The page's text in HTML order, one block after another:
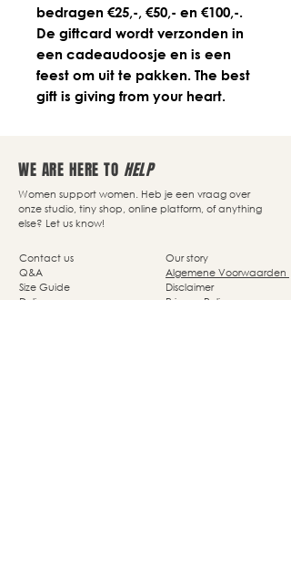
bedragen €25,-, €50,- en €100,-.
De giftcard wordt verzonden in
een cadeaudoosje en is een
feest om uit te pakken. The best
gift is giving from your heart.
WE ARE HERE TO HELP
Women support women. Heb je een vraag over
onze studio, tiny shop, online platform, of anything
else? Let us know!
Our story
Algemene Voorwaarden
Disclaimer
Privacy Policy
Contact us
Q&A
Size Guide
Delivery